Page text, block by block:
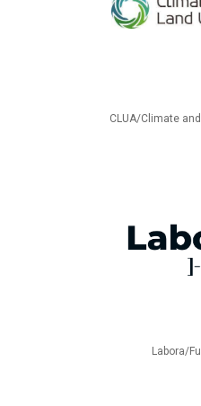
CLUA/Climate
Labora/